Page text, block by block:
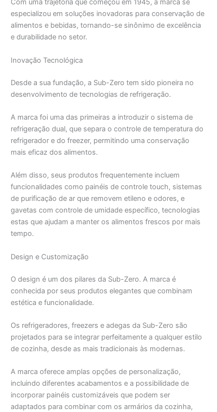
Com uma trajetória que começou em 1945, a marca se
especializou em soluções inovadoras para conservação de
alimentos e bebidas, tornando-se sinônimo de excelência
e durabilidade no setor.
Inovação Tecnológica
Desde a sua fundação, a Sub-Zero tem sido pioneira no
desenvolvimento de tecnologias de refrigeração.
A marca foi uma das primeiras a introduzir o sistema de
refrigeração dual, que separa o controle de temperatura do
refrigerador e do freezer, permitindo uma conservação
mais eficaz dos alimentos.
Além disso, seus produtos frequentemente incluem
funcionalidades como painéis de controle touch, sistemas
de purificação de ar que removem etileno e odores, e
gavetas com controle de umidade específico, tecnologias
estas que ajudam a manter os alimentos frescos por mais
tempo.
Design e Customização
O design é um dos pilares da Sub-Zero. A marca é
conhecida por seus produtos elegantes que combinam
estética e funcionalidade.
Os refrigeradores, freezers e adegas da Sub-Zero são
projetados para se integrar perfeitamente a qualquer estilo
de cozinha, desde as mais tradicionais às modernas.
A marca oferece amplas opções de personalização,
incluindo diferentes acabamentos e a possibilidade de
incorporar painéis customizáveis que podem ser
adaptados para combinar com os armários da cozinha,